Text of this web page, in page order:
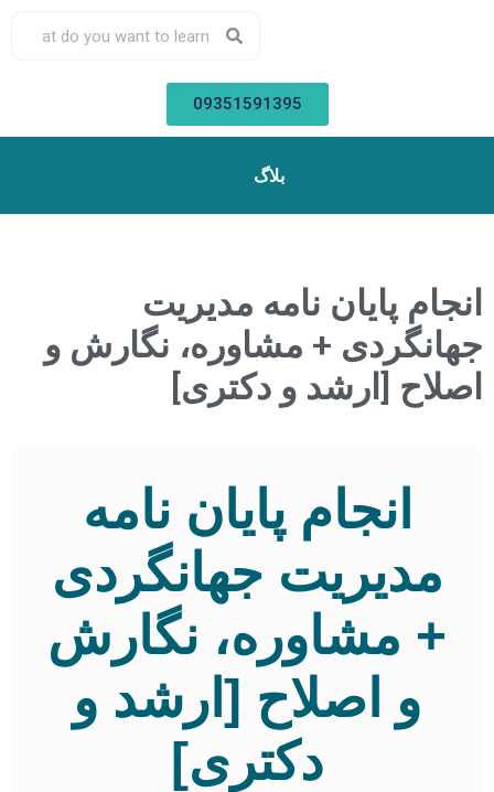
09351591395
پایان نامه مدیریت
+ مشاوره، نگارش و
[ارشد و دکتری]
انجام پایان نامه
مدیریت جهانگردی
+ مشاوره، نگارش
و اصلاح [ارشد و
دکتری]